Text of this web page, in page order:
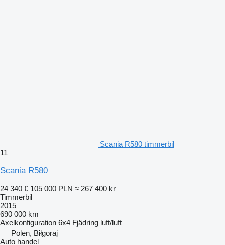
Scania R580 timmerbil
11
Scania R580
24 340 € 105 000 PLN ≈ 267 400 kr
Timmerbil
2015
690 000 km
Axelkonfiguration 6x4 Fjädring luft/luft
Polen, Biłgoraj
Auto handel